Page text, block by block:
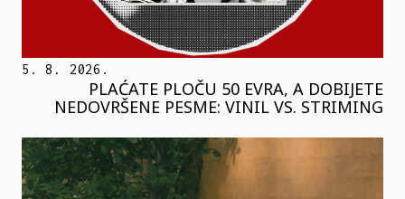
5. 8. 2026.
PLAĆATE PLOČU 50 EVRA, A DOBIJETE
NEDOVRŠENE PESME: VINIL VS. STRIMING